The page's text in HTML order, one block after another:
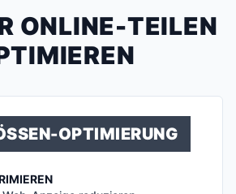
ONLINE-TEILEN
OPTIMIERUNG